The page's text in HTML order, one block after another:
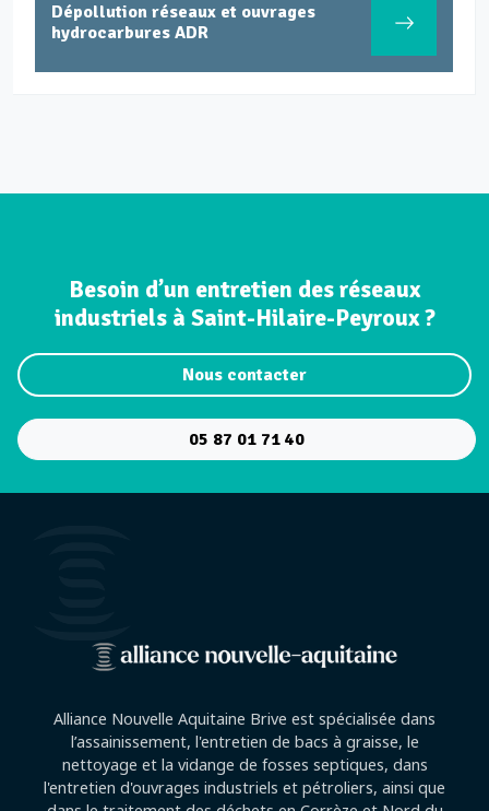
Dépollution réseaux et ouvrages
hydrocarbures ADR
Besoin d’un entretien des réseaux
industriels à Saint-Hilaire-Peyroux ?
Nous contacter
05 87 01 71 40
Alliance Nouvelle Aquitaine Brive est spécialisée dans
l’assainissement, l'entretien de bacs à graisse, le
nettoyage et la vidange de fosses septiques, dans
l'entretien d'ouvrages industriels et pétroliers, ainsi que